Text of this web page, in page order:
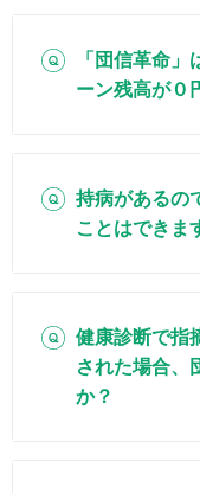
「団信革命
ーン残高が０
持病があるの
ことはできま
健康診断で指
された場合、
か？